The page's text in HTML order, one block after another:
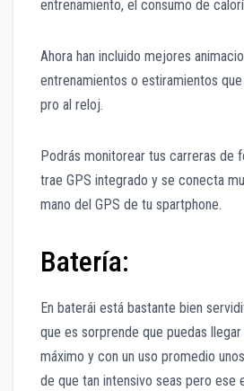
entrenamiento, el consumo de
Ahora han incluido mejores
entrenamientos o estiramientos
pro al reloj.
Podrás monitorear tus carreras de
trae GPS integrado y se conecta
mano del GPS de tu spartphone.
Batería:
En baterái está bastante bien
que es sorprende que puedas
máximo y con un uso promedio
de que tan intensivo seas pero